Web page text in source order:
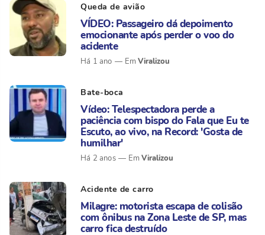
Queda de avião
VÍDEO: Passageiro dá depoimento
emocionante após perder o voo do
acidente
Há 1 ano Viralizou
Bate-boca
Vídeo: Telespectadora perde a
paciência com bispo do Fala que Eu te
Escuto, ao vivo, na Record: 'Gosta de
humilhar'
Há 2 anos Viralizou
Acidente de carro
Milagre: motorista escapa de colisão
com ônibus na Zona Leste de SP, mas
carro fica destruído